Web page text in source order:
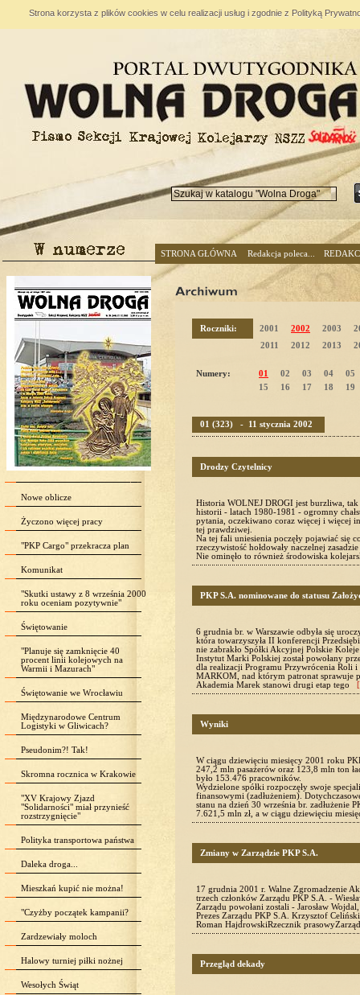
Strona korzysta z plików cookies w celu realizacji usług i zgodnie z Polityką
Nowe oblicze
Życzono więcej pracy
"PKP Cargo" przekracza plan
Komunikat
"Skutki ustawy z 8 września 2000
roku oceniam pozytywnie"
Świętowanie
"Planuje się zamknięcie 40
procent linii kolejowych na
Warmii i Mazurach"
Świętowanie we Wrocławiu
Międzynarodowe Centrum
Logistyki w Gliwicach?
Pseudonim?! Tak!
Skromna rocznica w Krakowie
"XV Krajowy Zjazd
"Solidarności" miał przynieść
rozstrzygnięcie"
Polityka transportowa państwa
Daleka droga...
Mieszkań kupić nie można!
"Czyżby początek kampanii?
Zardzewiały moloch
Halowy turniej piłki nożnej
Wesołych Świąt
STRONA GŁÓWNA Redakcja poleca...
Roczniki: 2001 2002 2003
2011
2012 2013
Numery: 01 02 03 04
05
15
16 17 18 19
01 (323) - 11 stycznia 2002
Drodzy Czytelnicy
Historia WOLNEJ DROGI jest burzliwa,
historii - latach 1980-1981 - ogromny
pytania, oczekiwano coraz więcej i więcej
tej prawdziwej.
Na tej fali uniesienia poczęły pojawiać się
rzeczywistość hołdowały naczelnej
Nie ominęło to również środowiska
PKP S.A. nominowane do statusu
6 grudnia br. w Warszawie odbyła się
która towarzyszyła II konferencji
nie zabrakło Spółki Akcyjnej Polskie
Instytut Marki Polskiej został powołany
dla realizacji Programu Przywrócenia Roli
MARKOM, nad którym patronat sprawuje
Akademia Marek stanowi drugi etap tego
Wyniki
W ciągu dziewięciu miesięcy 2001 roku
247,2 mln pasażerów oraz 123,8 mln ton
było 153.476 pracowników.
Wydzielone spółki rozpoczęły swoje
finansowymi (zadłużeniem).
stanu na dzień 30 września br. zadłużenie
7.621,5 mln zł, a w ciągu dziewięciu
Zmiany w Zarządzie PKP S.A.
17 grudnia 2001 r. Walne Zgromadzenie
trzech członków Zarządu PKP S.A. -
Zarządu powołani zostali - Jarosław
Prezes Zarządu PKP S.A. Krzysztof
Roman HajdrowskiRzecznik
Przegląd dekady